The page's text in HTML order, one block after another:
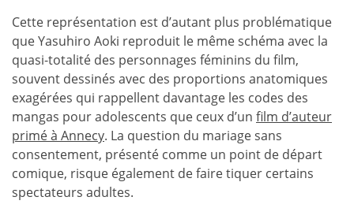
Cette représentation est d’autant plus problématique
que Yasuhiro Aoki reproduit le même schéma avec la
quasi-totalité des personnages féminins du film,
souvent dessinés avec des proportions anatomiques
exagérées qui rappellent davantage les codes des
mangas pour adolescents que ceux d’un film d’auteur
primé à Annecy. La question du mariage sans
consentement, présenté comme un point de départ
comique, risque également de faire tiquer certains
spectateurs adultes.